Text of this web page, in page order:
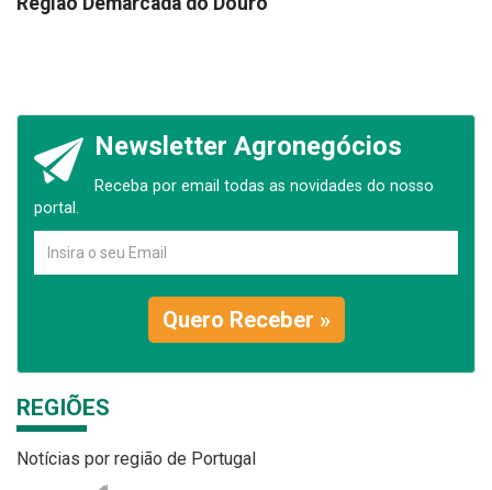
Newsletter Agronegócios
Receba por email todas as novidades do nosso
portal.
Quero Receber »
REGIÕES
Notícias por região de Portugal